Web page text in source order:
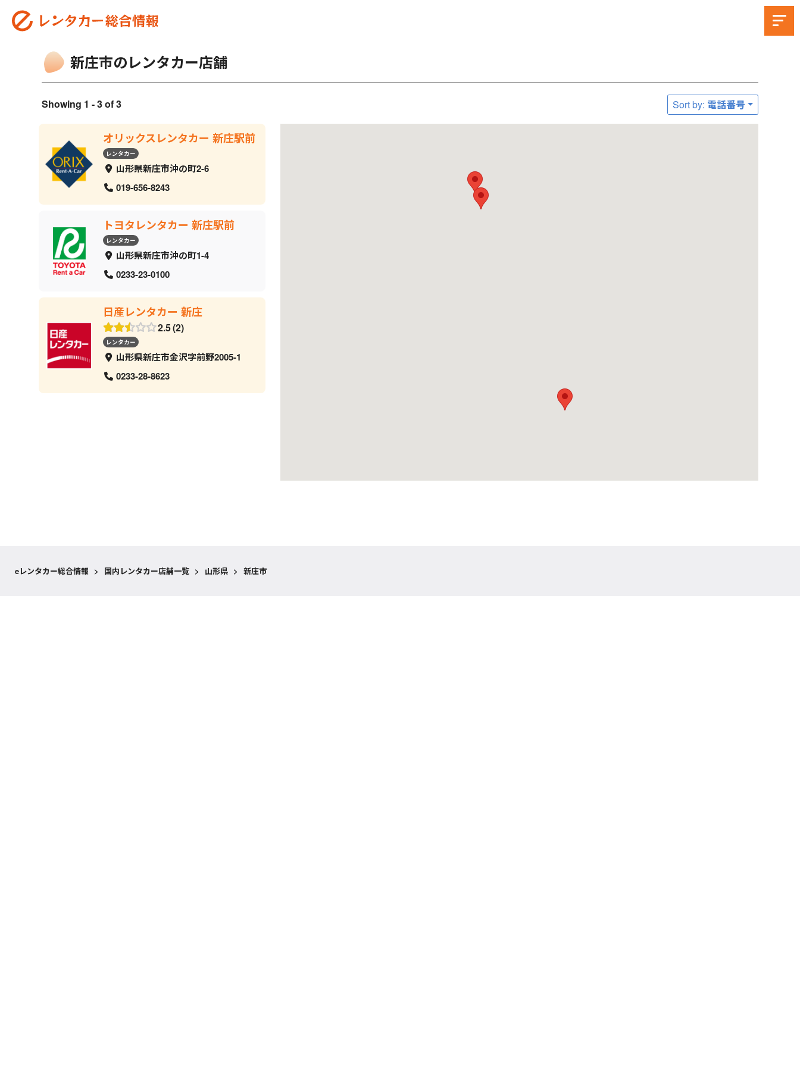
新庄市のレンタカー店舗
Showing 1 - 3 of 3 Sort by: 電話番号
オリックスレンタカー 新庄駅前
レンタカー
山形県新庄市沖の町2-6
019-656-8243
トヨタレンタカー 新庄駅前
レンタカー
山形県新庄市沖の町1-4
0233-23-0100
日産レンタカー 新庄
2.5 2
レンタカー
山形県新庄市金沢字前野2005-1
0233-28-8623
eレンタカー総合情報 > 国内レンタカー店舗一覧 > 山形県 > 新庄市